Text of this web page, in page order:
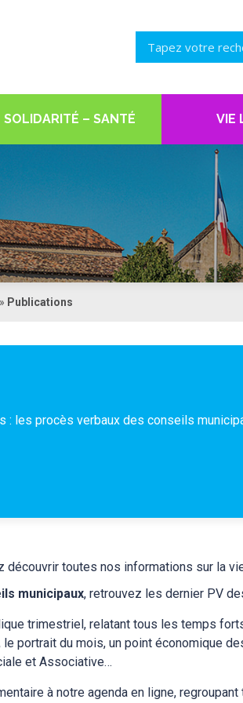
SOLIDARITÉ – SANTÉ VIE
» Publications
: les procès verbaux des conseils
toutes nos informations sur la
municipaux, retrouvez les dernier PV
trimestriel, relatant tous les temps
portrait du mois, un point économique
et Associative…
à notre agenda en ligne,